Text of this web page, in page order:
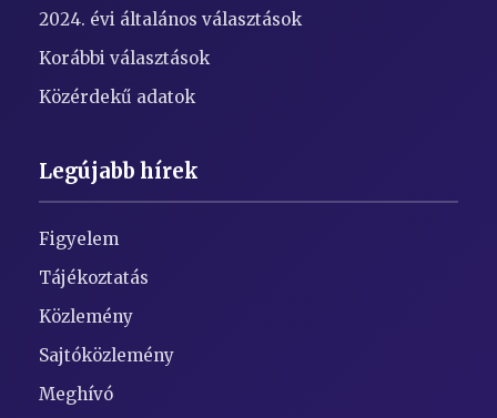
2024. évi általános választások
Korábbi választások
Közérdekű adatok
Legújabb hírek
Figyelem
Tájékoztatás
Közlemény
Sajtóközlemény
Meghívó